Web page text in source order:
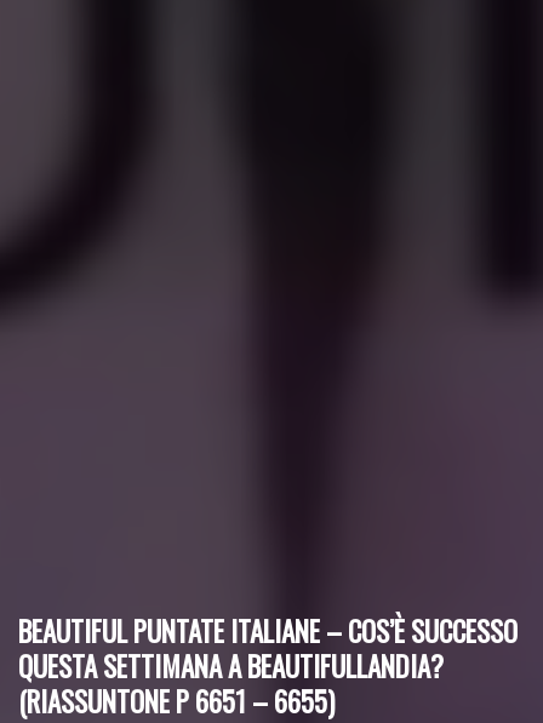
BEAUTIFUL PUNTATE ITALIANE – COS’È SUCCESSO
QUESTA SETTIMANA A BEAUTIFULLANDIA?
(RIASSUNTONE P 6651 – 6655)